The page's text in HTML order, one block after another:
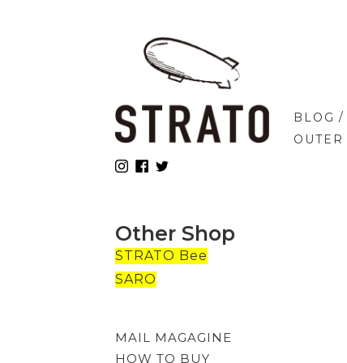
BLOG /
OUTER
Other Shop
STRATO Bee
SARO
MAIL MAGAGINE
HOW TO BUY